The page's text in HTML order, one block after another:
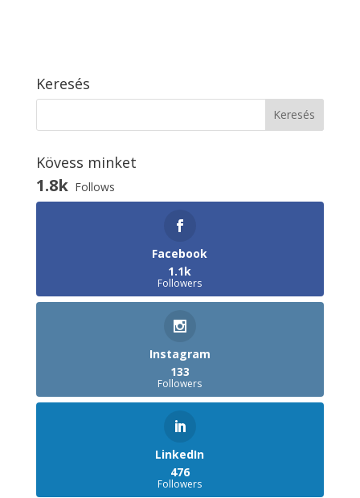
Keresés
Kövess minket
1.8k Follows
Facebook
1.1k
Followers
Instagram
133
Followers
LinkedIn
476
Followers